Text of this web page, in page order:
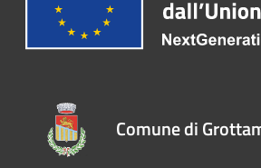
Comune di